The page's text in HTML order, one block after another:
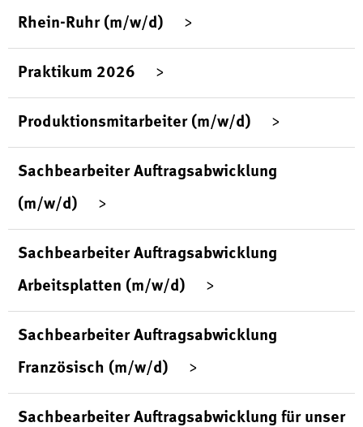
Rhein-Ruhr (m/w/d)
Praktikum 2026
Produktionsmitarbeiter (m/w/d)
Sachbearbeiter Auftragsabwicklung
(m/w/d)
Sachbearbeiter Auftragsabwicklung
Arbeitsplatten (m/w/d)
Sachbearbeiter Auftragsabwicklung
Französisch (m/w/d)
Sachbearbeiter Auftragsabwicklung für unser